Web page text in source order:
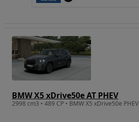
BMW X5 xDrive50e AT PHEV
2998 cm3 • 489 CP • BMW X5 xDrive50e PHEV